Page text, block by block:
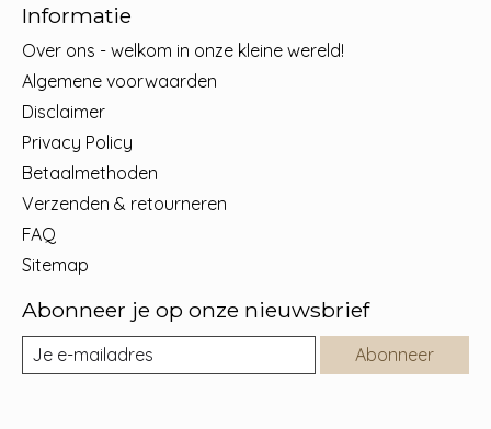
Informatie
Over ons - welkom in onze kleine wereld!
Algemene voorwaarden
Disclaimer
Privacy Policy
Betaalmethoden
Verzenden & retourneren
FAQ
Sitemap
Abonneer je op onze nieuwsbrief
Abonneer